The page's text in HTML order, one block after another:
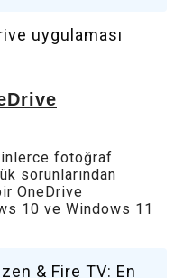
fotoğraf
sorunlarından
OneDrive
10 ve Windows 11